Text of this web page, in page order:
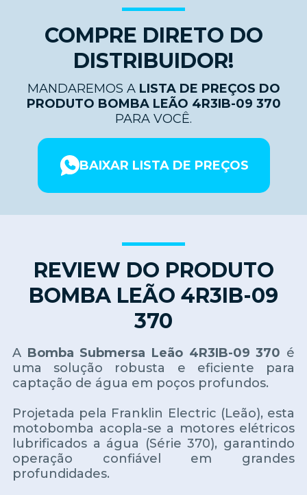
COMPRE DIRETO DO
DISTRIBUIDOR!
MANDAREMOS A LISTA DE PREÇOS DO
PRODUTO BOMBA LEÃO 4R3IB-09 370
PARA VOCÊ.
BAIXAR LISTA DE PREÇOS
REVIEW DO PRODUTO
BOMBA LEÃO 4R3IB-09
370
A Bomba Submersa Leão 4R3IB-09 370 é
uma solução robusta e eficiente para
captação de água em poços profundos.
Projetada pela Franklin Electric (Leão), esta
motobomba acopla-se a motores elétricos
lubrificados a água (Série 370), garantindo
operação confiável em grandes
profundidades.